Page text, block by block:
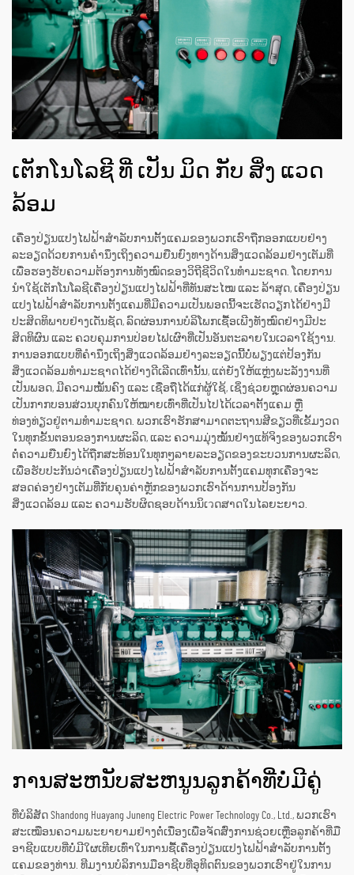
ເຕັກໂນໂລຊີ ທີ່ ເປັນ ມິດ ກັບ ສິ່ງ ແວດ
ລ້ອມ
ເຄື່ອງປ່ຽນແປງໄຟຟ້າສຳລັບການຕັ້ງແຄມຂອງພວກເຮົາຖືກອອກແບບຢ່າງ
ລະອຽດດ້ວຍການຄຳນຶງເຖິງຄວາມຍືນຍົງທາງດ້ານສິ່ງແວດລ້ອມຢ່າງເຕັມທີ່
ເພື່ອຮອງຮັບຄວາມຕ້ອງການທັງໝົດຂອງວິຖີຊີວິດໃນທຳມະຊາດ. ໂດຍການ
ນຳໃຊ້ເຕັກໂນໂລຊີເຄື່ອງປ່ຽນແປງໄຟຟ້າທີ່ທັນສະໄໝ ແລະ ລ້າສຸດ, ເຄື່ອງປ່ຽນ
ແປງໄຟຟ້າສຳລັບການຕັ້ງແຄມທີ່ມີຄວາມເປັນພອດນີ້ຈະເຮັດວຽກໄດ້ຢ່າງມີ
ປະສິດທິພາບຢ່າງເດັ່ນຊັດ, ລົດຜ່ອນການບໍລິໂພກເຊື້ອເພີງທັງໝົດຢ່າງມີປະ
ສິດທິຜົນ ແລະ ຄວບຄຸມການປ່ອຍໄຟເຜົາທີ່ເປັນອັນຕະລາຍໃນເວລາໃຊ້ງານ.
ການອອກແບບທີ່ຄຳນຶງເຖິງສິ່ງແວດລ້ອມຢ່າງລະອຽດນີ້ບໍ່ພຽງແຕ່ປ້ອງກັນ
ສິ່ງແວດລ້ອມທຳມະຊາດໄດ້ຢ່າງດີເລີດເທົ່ານັ້ນ, ແຕ່ຍັງໃຫ້ແຫຼ່ງພະລັງງານທີ່
ເປັນພອດ, ມີຄວາມໝັ້ນຄົງ ແລະ ເຊື່ອຖືໄດ້ແກ່ຜູ້ໃຊ້, ເຊິ່ງຊ່ວຍຫຼຸດຜ່ອນຄວາມ
ເປັນກາກບອນສ່ວນບຸກຄົນໃຫ້ໝາຍເທົ່າທີ່ເປັນໄປໄດ້ເວລາຕັ້ງແຄມ ຫຼື
ທ່ອງທ່ຽວຢູ່ຕາມທຳມະຊາດ. ພວກເຮົາຮັກສາມາດຕະຖານສີຂຽວທີ່ເຂັ້ມງວດ
ໃນທຸກຂັ້ນຕອນຂອງການຜະລິດ, ແລະ ຄວາມມຸ່ງໝັ້ນຢ່າງແທ້ຈິງຂອງພວກເຮົາ
ຕໍ່ຄວາມຍືນຍົງໄດ້ຖືກສະທ້ອນໃນທຸກໆລາຍລະອຽດຂອງຂະບວນການຜະລິດ,
ເພື່ອຮັບປະກັນວ່າເຄື່ອງປ່ຽນແປງໄຟຟ້າສຳລັບການຕັ້ງແຄມທຸກເຄື່ອງຈະ
ສອດຄ່ອງຢ່າງເຕັມທີ່ກັບຄຸນຄ່າຫຼັກຂອງພວກເຮົາດ້ານການປ້ອງກັນ
ສິ່ງແວດລ້ອມ ແລະ ຄວາມຮັບຜິດຊອບດ້ານນິເวດສາດໃນໄລຍະຍາວ.
ການສະຫນັບສະຫນູນລູກຄ້າທີ່ບໍ່ມີຄູ່
ທີ່ບໍລິສັດ Shandong Huayang Juneng Electric Power Technology Co., Ltd., ພວກເຮົາ
ສະເໝືອນຄວາມພະຍາຍາມຢ່າງຕໍ່ເນື່ອງເພື່ອຈັດສົ່ງການຊ່ວຍເຫຼືອລູກຄ້າທີ່ມື
ອາຊີບແບບທີ່ບໍ່ມີໃຜເທີຍເທົ່າໃນການຊື້ເຄື່ອງປ່ຽນແປງໄຟຟ້າສຳລັບການຕັ້ງ
ແຄມຂອງທ່ານ. ທີມງານບໍລິການມືອາຊີບທີ່ອຸທິດຕົນຂອງພວກເຮົາຢູ່ໃນການ